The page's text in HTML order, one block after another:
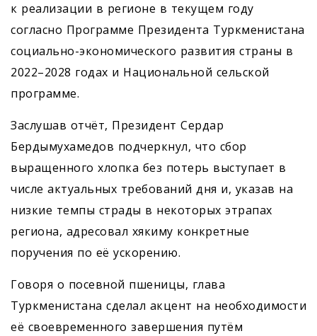
к реализации в регионе в текущем году
согласно Программе Президента Туркменистана
социально-экономического развития страны в
2022–2028 годах и Национальной сельской
программе.
Заслушав отчёт, Президент Сердар
Бердымухамедов подчеркнул, что сбор
выращенного хлопка без потерь выступает в
числе актуальных требований дня и, указав на
низкие темпы страды в некоторых этрапах
региона, адресовал хякиму конкретные
поручения по её ускорению.
Говоря о посевной пшеницы, глава
Туркменистана сделал акцент на необходимости
её своевременного завершения путём